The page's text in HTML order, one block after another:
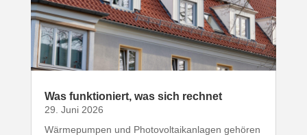
Was funk­tio­niert, was sich rechnet
29. Juni 2026
Wärme­pumpen und Photo­vol­ta­ik­an­lagen gehören